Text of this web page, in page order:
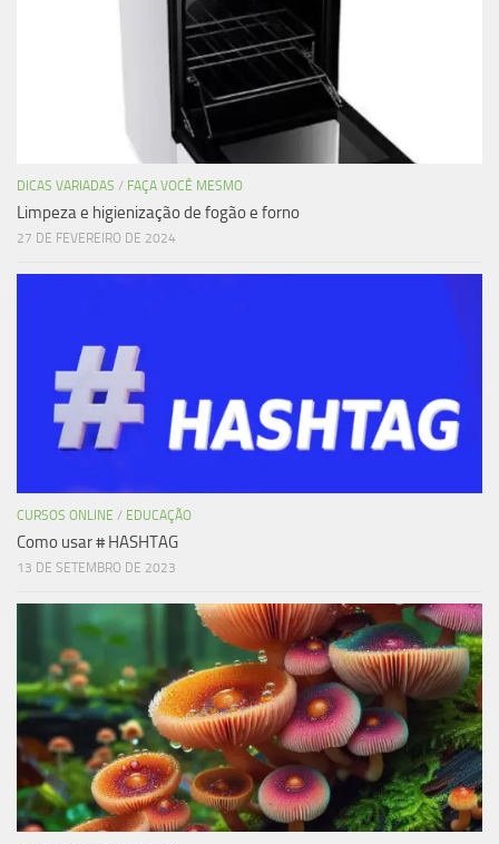
DICAS VARIADAS / FAÇA VOCÊ MESMO
Limpeza e higienização de fogão e forno
27 DE FEVEREIRO DE 2024
CURSOS ONLINE / EDUCAÇÃO
Como usar # HASHTAG
13 DE SETEMBRO DE 2023